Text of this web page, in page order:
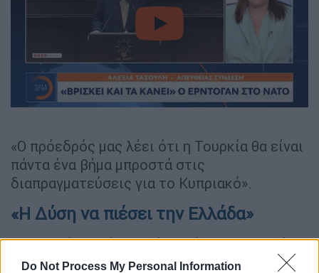
Do Not Process My Personal Information
video
«Ο πρόεδρός μας λέει ότι η Τουρκία θα είναι
πάντα ένα βήμα μπροστά στις
διαπραγματεύσεις για το Κυπριακό».
«Η Δύση να πιέσει την Ελλάδα»
Ο Ιμπραχίμ Καλίν σημείωσε ότι οι Δυτικοί
πιέζουν την Τουρκία για την Ελλάδα, ωστόσο